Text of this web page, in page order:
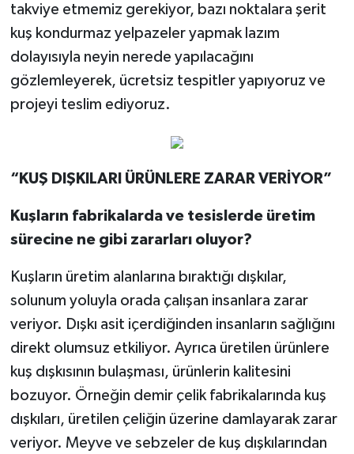
takviye etmemiz gerekiyor, bazı noktalara şerit
kuş kondurmaz yelpazeler yapmak lazım
dolayısıyla neyin nerede yapılacağını
gözlemleyerek, ücretsiz tespitler yapıyoruz ve
projeyi teslim ediyoruz.
“KUŞ DIŞKILARI ÜRÜNLERE ZARAR VERİYOR”
Kuşların fabrikalarda ve tesislerde üretim
sürecine ne gibi zararları oluyor?
Kuşların üretim alanlarına bıraktığı dışkılar,
solunum yoluyla orada çalışan insanlara zarar
veriyor. Dışkı asit içerdiğinden insanların sağlığını
direkt olumsuz etkiliyor. Ayrıca üretilen ürünlere
kuş dışkısının bulaşması, ürünlerin kalitesini
bozuyor. Örneğin demir çelik fabrikalarında kuş
dışkıları, üretilen çeliğin üzerine damlayarak zarar
veriyor. Meyve ve sebzeler de kuş dışkılarından